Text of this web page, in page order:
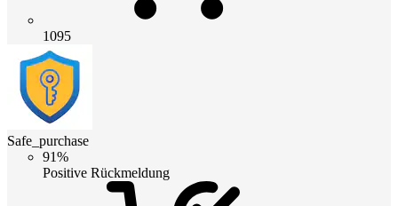
1095
Safe_purchase
91%
Positive Rückmeldung